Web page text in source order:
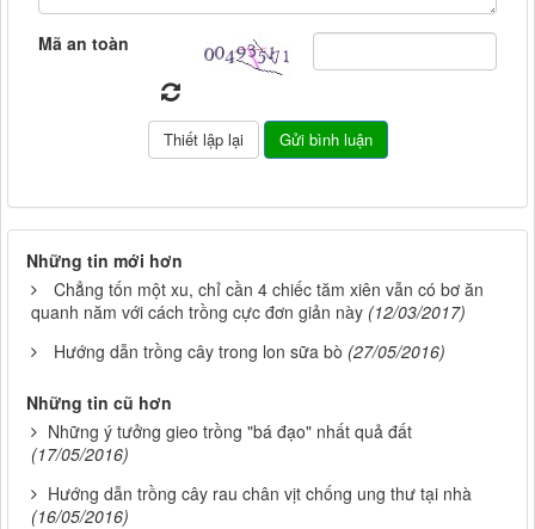
Mã an toàn
Những tin mới hơn
Chẳng tốn một xu, chỉ cần 4 chiếc tăm xiên vẫn có bơ ăn
quanh năm với cách trồng cực đơn giản này (12/03/2017)
Hướng dẫn trồng cây trong lon sữa bò (27/05/2016)
Những tin cũ hơn
Những ý tưởng gieo trồng "bá đạo" nhất quả đất
(17/05/2016)
Hướng dẫn trồng cây rau chân vịt chống ung thư tại nhà
(16/05/2016)